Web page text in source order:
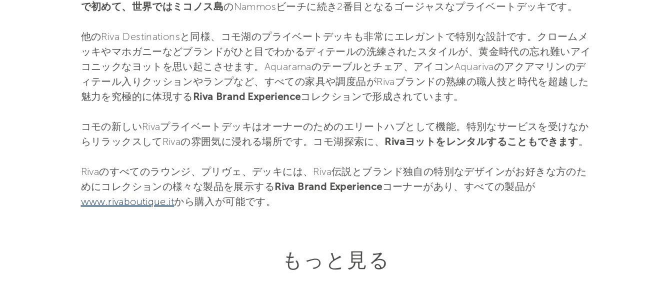
で初めて、世界ではミコノス島のNammosビーチに続き2番目となるゴージャスなプライベートデッキです。
他のRiva Destinationsと同様、コモ湖のプライベートデッキも非常にエレガントで特別な設計です。クロームメ
ッキやマホガニーなどブランドがひと目でわかるディテールの洗練されたスタイルが、黄金時代の忘れ難いアイ
コニックなヨットを思い起こさせます。Aquaramaのテーブルとチェア、アイコンAquarivaのアクアマリンのデ
ィテール入りクッションやランプなど、すべての家具や調度品がRivaブランドの熟練の職人技と時代を超越した
魅力を究極的に体現する Riva Brand Experienceコレクションで形成されています。
コモの新しいRivaプライベートデッキはオーナーのためのエリートハブとして機能。特別なサービスを受けなか
らリラックスしてRivaの雰囲気に浸れる場所です。コモ湖探索に、 Rivaヨットをレンタルすることもできます。
Rivaのすべてのラウンジ、プリヴェ、デッキには、Riva伝説とブランド独自の特別なデザインがお好きな方のた
めにコレクションの様々な製品を展示するRiva Brand Experienceコーナーがあり、すべての製品が
www.rivaboutique.itから購入が可能です。
もっと見る